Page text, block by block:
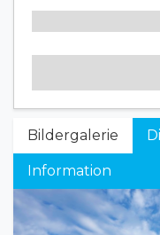
Bildergalerie
Information